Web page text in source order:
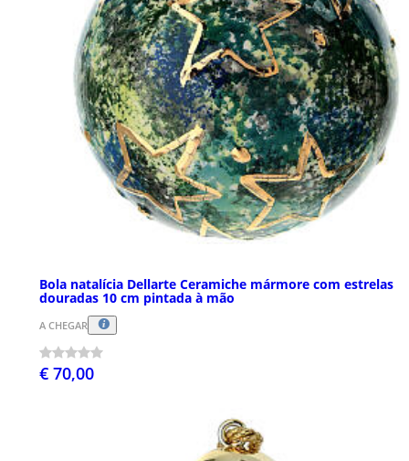
Bola natalícia Dellarte Ceramiche mármore com estrelas
douradas 10 cm pintada à mão
A CHEGAR
€ 70,00